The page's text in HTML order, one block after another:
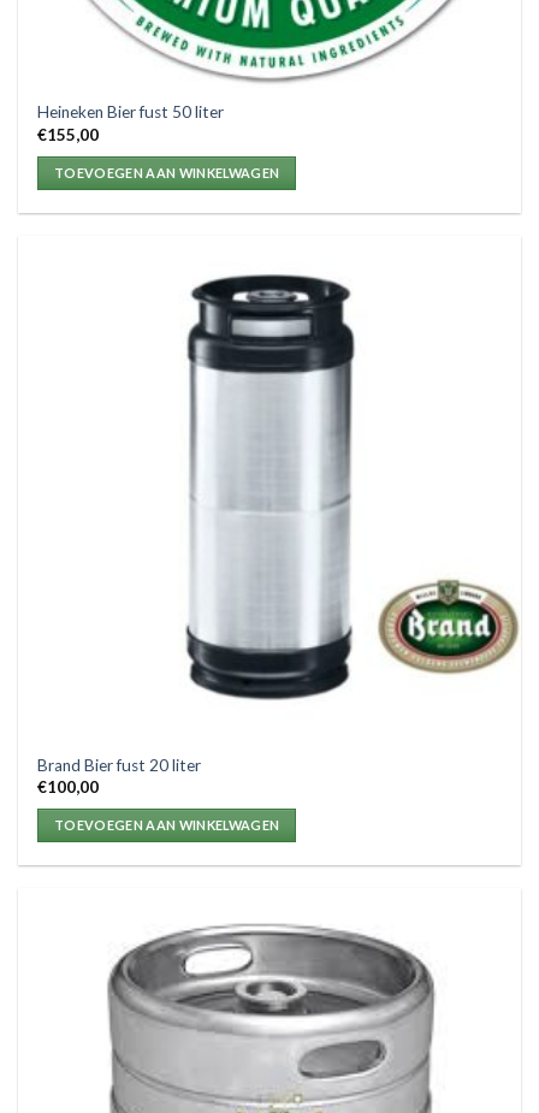
Heineken Bier fust 50 liter
€155,00
TOEVOEGEN AAN WINKELWAGEN
Brand Bier fust 20 liter
€100,00
TOEVOEGEN AAN WINKELWAGEN